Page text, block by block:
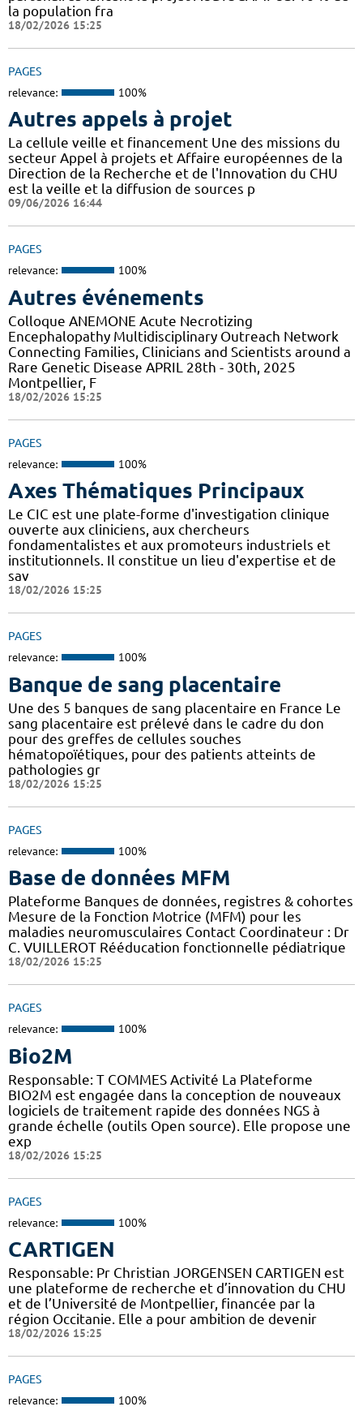
la population fra
18/02/2026 15:25
PAGES
relevance: 100%
Autres appels à projet
La cellule veille et financement Une des missions du
secteur Appel à projets et Affaire européennes de la
Direction de la Recherche et de l'Innovation du CHU
est la veille et la diffusion de sources p
09/06/2026 16:44
PAGES
relevance: 100%
Autres événements
Colloque ANEMONE Acute Necrotizing
Encephalopathy Multidisciplinary Outreach Network
Connecting Families, Clinicians and Scientists around a
Rare Genetic Disease APRIL 28th - 30th, 2025
Montpellier, F
18/02/2026 15:25
PAGES
relevance: 100%
Axes Thématiques Principaux
Le CIC est une plate-forme d'investigation clinique
ouverte aux cliniciens, aux chercheurs
fondamentalistes et aux promoteurs industriels et
institutionnels. Il constitue un lieu d'expertise et de
sav
18/02/2026 15:25
PAGES
relevance: 100%
Banque de sang placentaire
Une des 5 banques de sang placentaire en France Le
sang placentaire est prélevé dans le cadre du don
pour des greffes de cellules souches
hématopoïétiques, pour des patients atteints de
pathologies gr
18/02/2026 15:25
PAGES
relevance: 100%
Base de données MFM
Plateforme Banques de données, registres & cohortes
Mesure de la Fonction Motrice (MFM) pour les
maladies neuromusculaires Contact Coordinateur : Dr
C. VUILLEROT Rééducation fonctionnelle pédiatrique
18/02/2026 15:25
PAGES
relevance: 100%
Bio2M
Responsable: T COMMES Activité La Plateforme
BIO2M est engagée dans la conception de nouveaux
logiciels de traitement rapide des données NGS à
grande échelle (outils Open source). Elle propose une
exp
18/02/2026 15:25
PAGES
relevance: 100%
CARTIGEN
Responsable: Pr Christian JORGENSEN CARTIGEN est
une plateforme de recherche et d’innovation du CHU
et de l’Université de Montpellier, financée par la
région Occitanie. Elle a pour ambition de devenir
18/02/2026 15:25
PAGES
relevance: 100%